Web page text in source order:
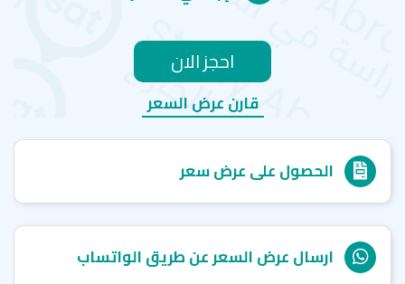
احجز الان
قارن عرض السعر
الحصول على عرض سعر
ارسال عرض السعر عن طريق الواتساب